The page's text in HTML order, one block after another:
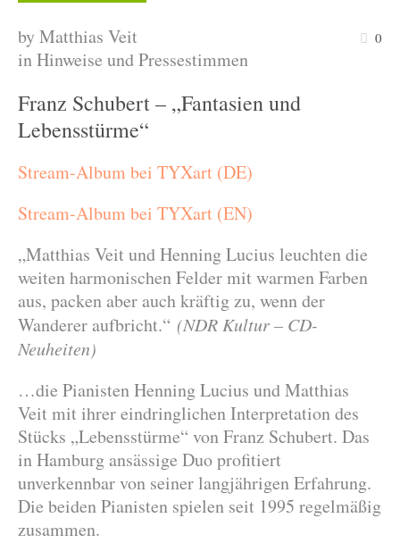
0
byMatthias Veit
inHinweise und Pressestimmen
Franz Schubert – „Fantasien und
Lebensstürme“
Stream-Album bei TYXart (DE)
Stream-Album bei TYXart (EN)
„Matthias Veit und Henning Lucius leuchten die
weiten harmonischen Felder mit warmen Farben
aus, packen aber auch kräftig zu, wenn der
Wanderer aufbricht.“ (NDR Kultur – CD-
Neuheiten)
…die Pianisten Henning Lucius und Matthias
Veit mit ihrer eindringlichen Interpretation des
Stücks „Lebensstürme“ von Franz Schubert. Das
in Hamburg ansässige Duo profitiert
unverkennbar von seiner langjährigen Erfahrung.
Die beiden Pianisten spielen seit 1995 regelmäßig
zusammen.